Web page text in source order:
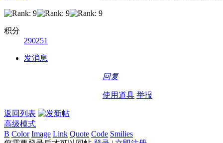
积分
290251
发消息
回复
使用道具 举报
返回列表
高级模式
B Color Image Link Quote Code Smilies